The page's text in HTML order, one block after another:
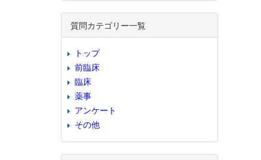
質問カテゴリー一覧
トップ
前臨床
臨床
薬事
アンケート
その他